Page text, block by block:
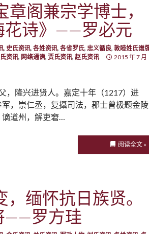
章阁兼宗学博士，
花诗》——罗必元
, 史氏资讯, 各姓资讯, 各省罗氏, 忠义循良, 敦睦姓氏谱
资讯, 网络通谱, 贾氏资讯, 赵氏资讯
2015 年 7 月
，隆兴进贤人。嘉定十年（1217）进
，崇仁丞，复攝司法，郡士曾极题金陵
道州，解吏窘…
阅读全文 »
缅怀抗日族贤。
——罗方珪